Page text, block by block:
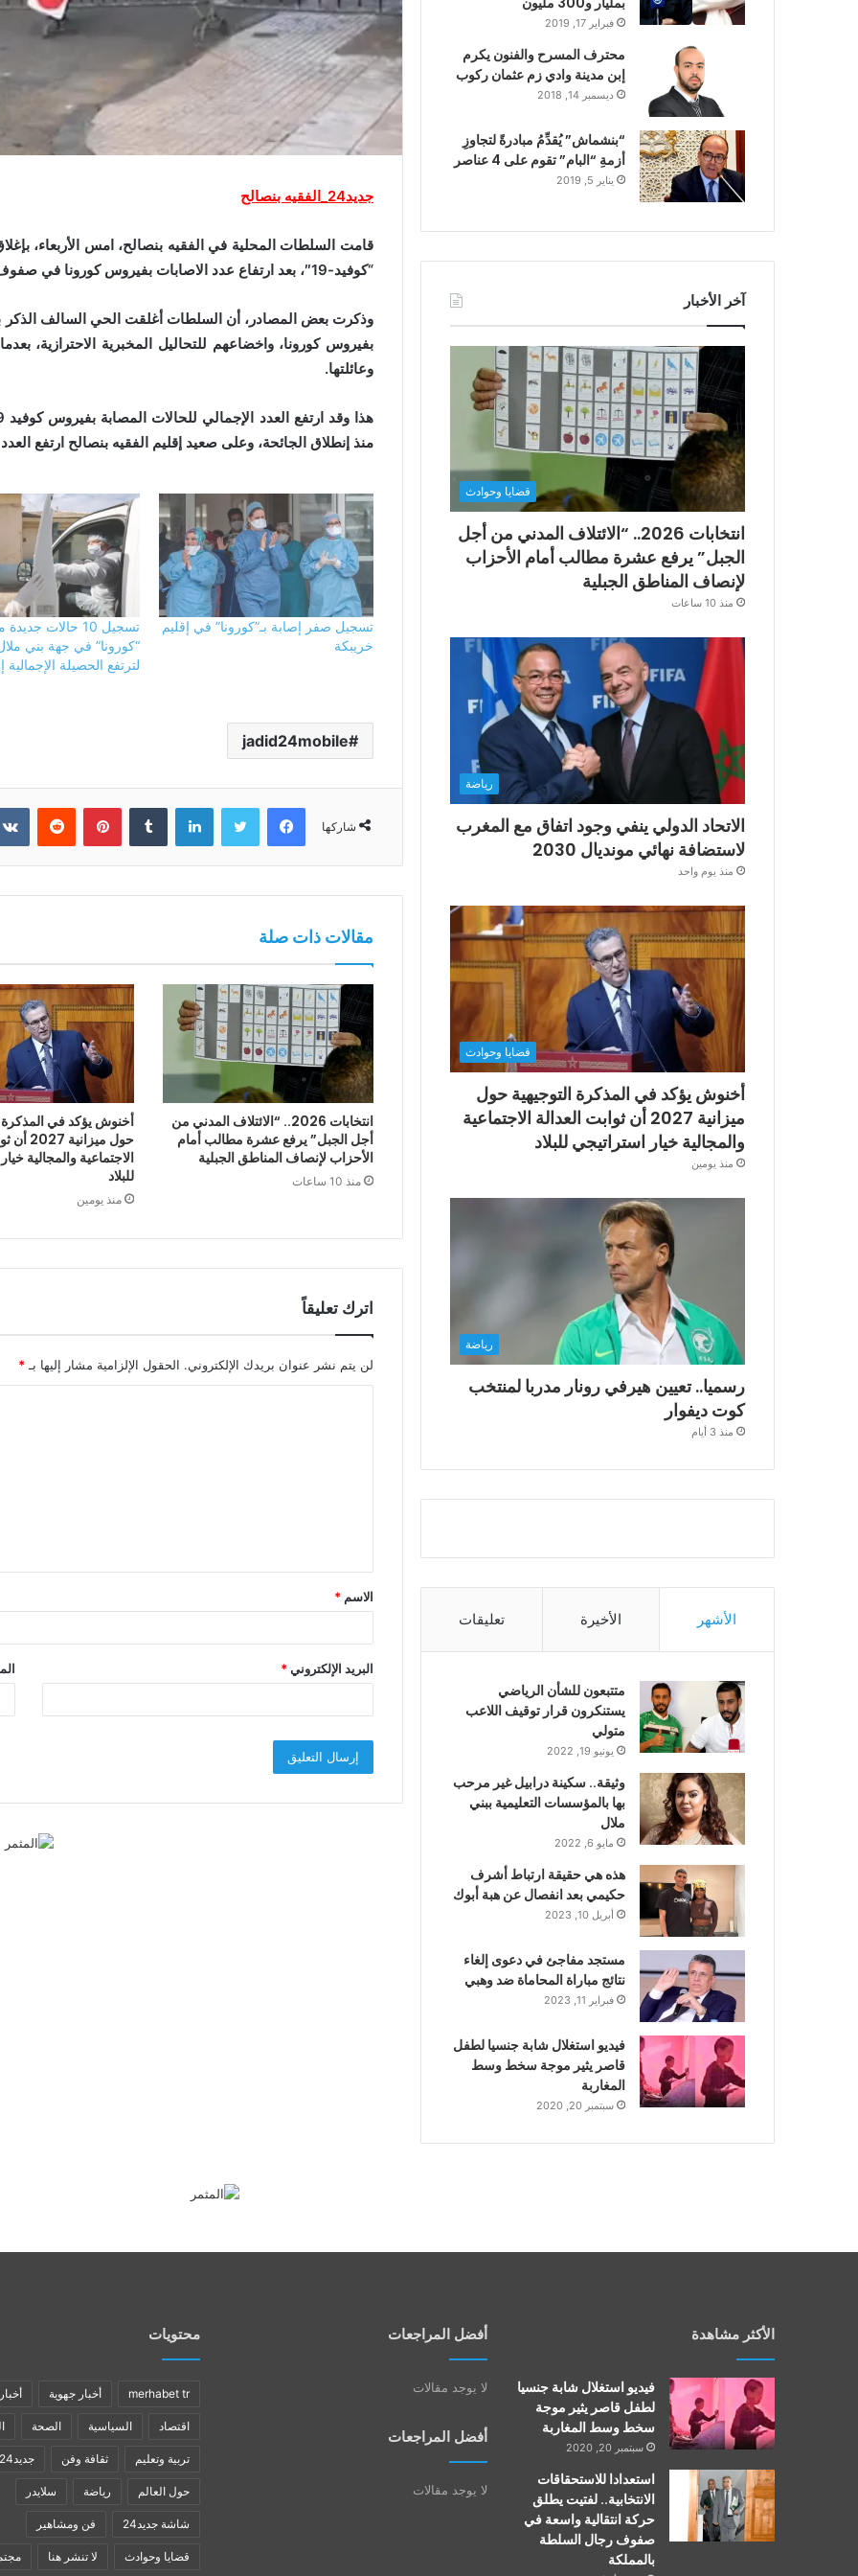
جديد24_الفقيه بنصالح
قامت السلطات المحلية في الفقيه بنصالح، امس الأربعاء،
“كوفيد-19″، بعد ارتفاع عدد الاصابات بفيروس كورونا في صفوف مخالطي عاملة نظافة، تقطن في الحي نفسه.
وذكرت بعض المصادر، أن السلطات أغلقت الحي السالف الذكر
وعائلتها.
منذ إنطلاق الجائحة، وعلى صعيد إقليم الفقيه بنصالح ارتفع العدد إلى 25
تسجيل صفر إصابة بـ”كورونا” في إقليم
خريبكة
تسجيل 10 حالات
“كورونا” في جهة بني
لترتفع الحصيلة الإجمالية إلى 97
jadid24mobile
شاركها
فيسبوك تويتر لينكدإن بينتيريست
مقالات ذات صلة
انتخابات 2026.. “الائتلاف المدني من
أجل الجبل” يرفع عشرة مطالب أمام
الأحزاب لإنصاف المناطق الجبلية
منذ 10 ساعات
أخنوش يؤكد في المذكرة
حول
الاجتماعية والمجالية
للبلاد
منذ يومين
اترك تعليقاً
لن يتم نشر عنوان بريدك الإلكتروني. الحقول الإلزامية مشار إليها بـ *
ق
*
الاسم *
البريد الإلكتروني*
فبراير 17, 2019
محترف المسرح والفنون يكرم
إبن مدينة وادي زم عثمان ركوب
ديسمبر 14, 2018
“بنشماش” يُقدِّمُ مبادرةً لتجاوزِ
أزمةِ “البام” تقوم على 4 عناصر
يناير 5, 2019
آخر الأخبار
قضايا وحوادث
انتخابات 2026.. “الائتلاف المدني من أجل
الجبل” يرفع عشرة مطالب أمام الأحزاب
لإنصاف المناطق الجبلية
منذ 10 ساعات
رياضة
الاتحاد الدولي ينفي وجود اتفاق مع المغرب
لاستضافة نهائي مونديال 2030
منذ يوم واحد
قضايا وحوادث
أخنوش يؤكد في المذكرة التوجيهية حول
ميزانية 2027 أن ثوابت العدالة الاجتماعية
والمجالية خيار استراتيجي للبلاد
منذ يومين
رياضة
رسميا.. تعيين هيرفي رونار مدربا لمنتخب
كوت ديفوار
منذ 3 أيام
الأشهر الأخيرة تعليقات
متتبعون للشأن الرياضي
يستنكرون قرار توقيف اللاعب
متولي
يونيو 19, 2022
وثيقة.. سكينة درابيل غير مرحب
بها بالمؤسسات التعليمية ببني
ملال
مايو 6, 2022
هذه هي حقيقة ارتباط أشرف
حكيمي بعد انفصال عن هبة أبوك
أبريل 10, 2023
مستجد مفاجئ في دعوى إلغاء
نتائج مباراة المحاماة ضد وهبي
فبراير 11, 2023
فيديو استغلال شابة جنسيا لطفل
قاصر يثير موجة سخط وسط
المغاربة
سبتمبر 20, 2020
الأكثر مشاهدة
فيديو استغلال شابة جنسيا
لطفل قاصر يثير موجة
سخط وسط المغاربة
سبتمبر 20, 2020
استعدادا للاستحقاقات
الانتخابية.. لفتيت يطلق
حركة انتقالية واسعة في
صفوف رجال السلطة
بالمملكة
أفضل المراجعات
لا يوجد مقالات
أفضل المراجعات
لا يوجد مقالات
محتويات
merhabet tr أخبار جهوية
اقتصاد السياسية الصحة
تربية وتعليم ثقافة وفن جديد24
حول العالم رياضة سلايدر
شاشة جديد24 فن ومشاهير
قضايا وحوادث لا تنشر هنا